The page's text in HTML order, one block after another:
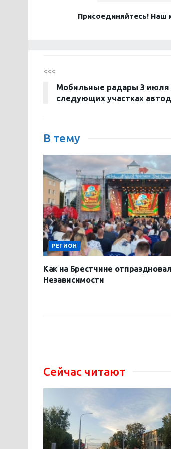
Присоединяйтесь! Наш
<<<
Мобильные радары 3 июля
следующих участках
В тему
РЕГИОН
Как на Брестчине
Независимости
Сейчас читают